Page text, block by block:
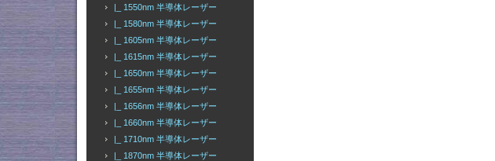
|_ 1550nm 半導体レーザー
|_ 1580nm 半導体レーザー
|_ 1605nm 半導体レーザー
|_ 1615nm 半導体レーザー
|_ 1650nm 半導体レーザー
|_ 1655nm 半導体レーザー
|_ 1656nm 半導体レーザー
|_ 1660nm 半導体レーザー
|_ 1710nm 半導体レーザー
|_ 1870nm 半導体レーザー